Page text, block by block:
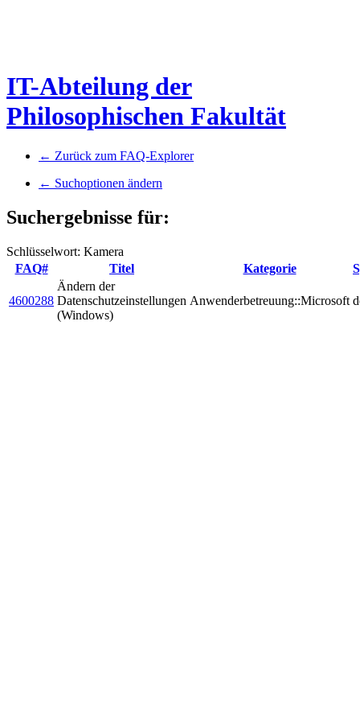
IT-Abteilung der
Philosophischen Fakultät
← Zurück zum FAQ-Explorer
← Suchoptionen ändern
Suchergebnisse für:
Schlüsselwort: Kamera
FAQ#
Titel Kategorie
4600288
Ändern der
Datenschutzeinstellungen
(Windows)
Anwenderbetreuung::Microsoft